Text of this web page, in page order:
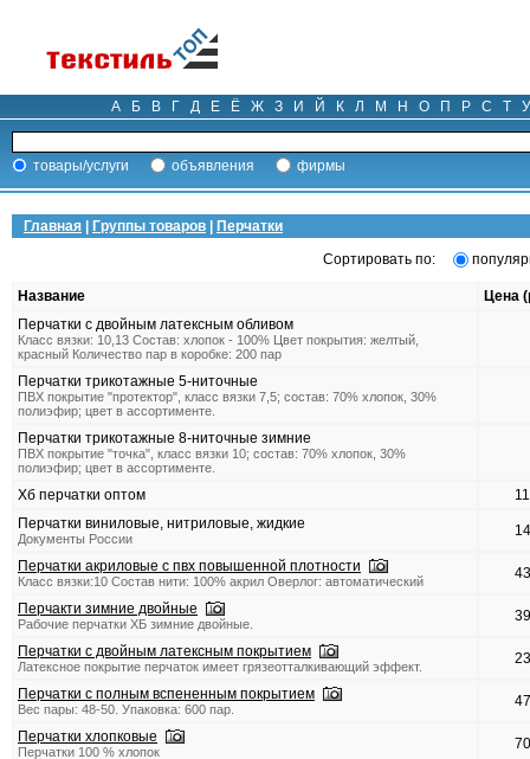
А Б В Г Д Е Ё Ж З И Й К Л М Н О П Р С Т У
товары/услуги объявления фирмы
Главная Группы товаров
Перчатки
Сортировать по:
Название
Цена
Перчатки с двойным латексным обливом
Класс вязки: 10,13 Состав: хлопок - 100% Цвет покрытия: желтый,
красный Количество пар в коробке: 200 пар
Перчатки трикотажные 5-ниточные
ПВХ покрытие "протектор", класс вязки 7,5; состав: 70% хлопок, 30%
полиэфир; цвет в ассортименте.
Перчатки трикотажные 8-ниточные зимние
ПВХ покрытие "точка", класс вязки 10; состав: 70% хлопок, 30%
полиэфир; цвет в ассортименте.
Хб перчатки оптом
Перчатки виниловые, нитриловые, жидкие
Документы России
Перчатки акриловые с пвх повышенной плотности
Класс вязки:10 Состав нити: 100% акрил Оверлог: автоматический
Перчакти зимние двойные
Рабочие перчатки ХБ зимние двойные.
Перчатки с двойным латексным покрытием
Латексное покрытие перчаток имеет грязеотталкивающий эффект.
Перчатки с полным вспененным покрытием
Вес пары: 48-50. Упаковка: 600 пар.
Перчатки хлопковые
Перчатки 100 % хлопок